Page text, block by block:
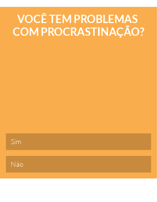
VOCÊ TEM PROBLEMAS
COM PROCRASTINAÇÃO?
Sim
Não